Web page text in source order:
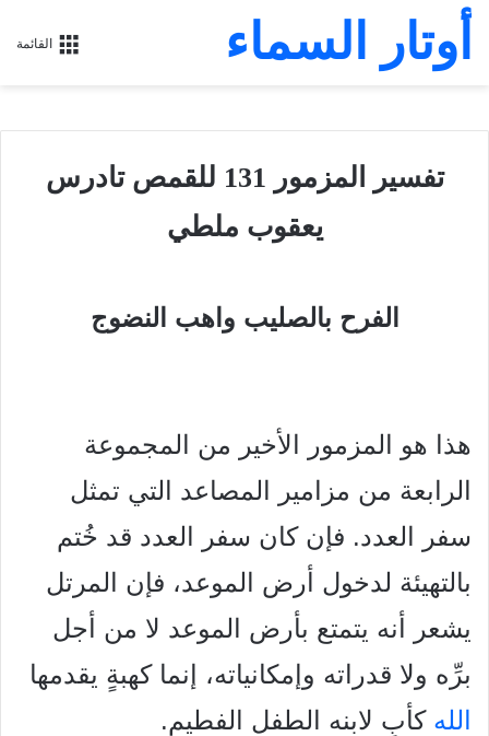
القائمة أوتار السماء
تفسير المزمور 131 للقمص تادرس
يعقوب ملطي
الفرح بالصليب واهب النضوج
هذا هو المزمور الأخير من المجموعة
الرابعة من مزامير المصاعد التي تمثل
سفر العدد. فإن كان سفر العدد قد خُتم
بالتهيئة لدخول أرض الموعد، فإن المرتل
يشعر أنه يتمتع بأرض الموعد لا من أجل
برِّه ولا قدراته وإمكانياته، إنما كهبةٍ يقدمها
الله كأبٍ لابنه الطفل الفطيم.